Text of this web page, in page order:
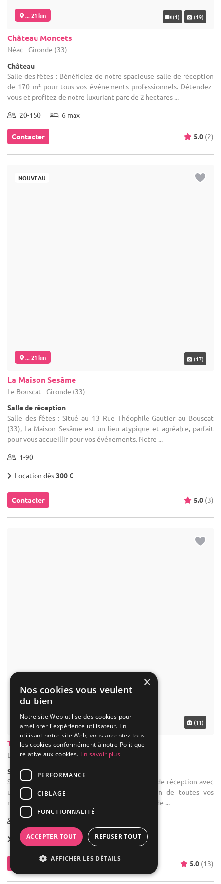
... 21 km (1) (19)
Château Moncets
Néac - Gironde (33)
Château
Salle des fêtes : Bénéficiez de notre spacieuse salle de réception
de 170 m² pour tous vos événements professionnels. Détendez-
vous et profitez de notre luxuriant parc de 2 hectares ...
20-150 6 max
Contacter 5.0 (2)
NOUVEAU
... 21 km (17)
La Maison Sesâme
Le Bouscat - Gironde (33)
Salle de réception
Salle des fêtes : Situé au 13 Rue Théophile Gautier au Bouscat
(33), La Maison Sesâme est un lieu atypique et agréable, parfait
pour vous accueillir pour vos événements. Notre ...
1-90
Location dès300 €
Contacter 5.0 (3)
... 21 km (11)
Trinquet Kilika
Bordeaux - Gironde (33)
Salle de réception
Salle des fêtes : Le Kilika vous propose sa salle de réception avec
un service traiteur intégré pour l'organisation de toutes vos
réceptions privées (baptême, anniversaire, fête de ...
20-90
Location dès600 €
Contacter 5.0 (13)
×
Nos cookies vous veulent
du bien
Notre site Web utilise des cookies pour
améliorer l'expérience utilisateur. En
utilisant notre site Web, vous acceptez tous
les cookies conformément à notre Politique
relative aux cookies. En savoir plus
PERFORMANCE
CIBLAGE
FONCTIONNALITÉ
ACCEPTER TOUT REFUSER TOUT
AFFICHER LES DÉTAILS